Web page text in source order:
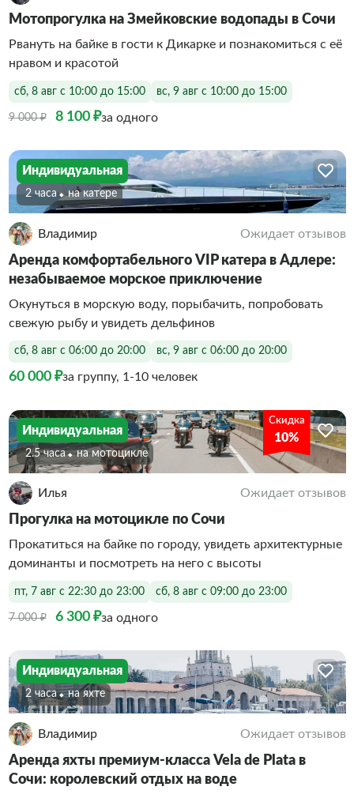
Мотопрогулка на Змейковские водопады в Сочи
Рвануть на байке в гости к Дикарке и познакомиться с её
нравом и красотой
сб, 8 авг с 10:00 до 15:00 вс, 9 авг с 10:00 до 15:00
9 000 ₽ 8 100 ₽за одного
Индивидуальная
2 часа На катере
Владимир Ожидает отзывов
Аренда комфортабельного VIP катера в Адлере:
незабываемое морское приключение
Окунуться в морскую воду, порыбачить, попробовать
свежую рыбу и увидеть дельфинов
сб, 8 авг с 06:00 до 20:00 вс, 9 авг с 06:00 до 20:00
60 000 ₽за группу, 1-10 человек
Скидка
10%
Индивидуальная
2.5 часа На мотоцикле
Илья Ожидает отзывов
Прогулка на мотоцикле по Сочи
Прокатиться на байке по городу, увидеть архитектурные
доминанты и посмотреть на него с высоты
пт, 7 авг с 22:30 до 23:00 сб, 8 авг с 09:00 до 23:00
7 000 ₽ 6 300 ₽за одного
Индивидуальная
2 часа На яхте
Владимир Ожидает отзывов
Аренда яхты премиум-класса Vela de Plata в
Сочи: королевский отдых на воде